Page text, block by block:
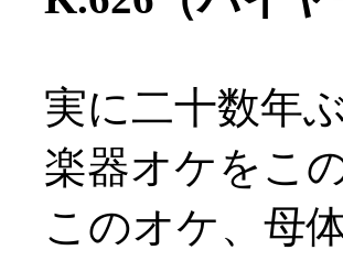
実に二十数年
楽器オケをこ
このオケ、母